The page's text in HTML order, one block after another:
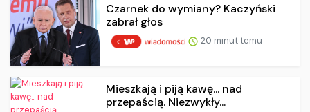
Czarnek do wymiany? Kaczyński
zabrał głos
20 minut temu
Mieszkają i piją kawę... nad
przepaścią. Niezwykły...